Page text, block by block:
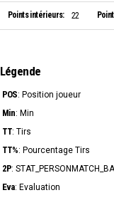
Points intérieurs: 22
Légende
POS: Position joueur
Min: Min
TT: Tirs
TT%: Pourcentage Tirs
2P:
Eva: Evaluation